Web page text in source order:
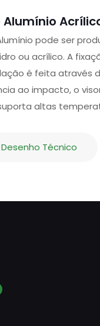
Alumínio
pode ser
ou acrílico. A
é feita através
ao impacto, o
altas
Desenho Técnico